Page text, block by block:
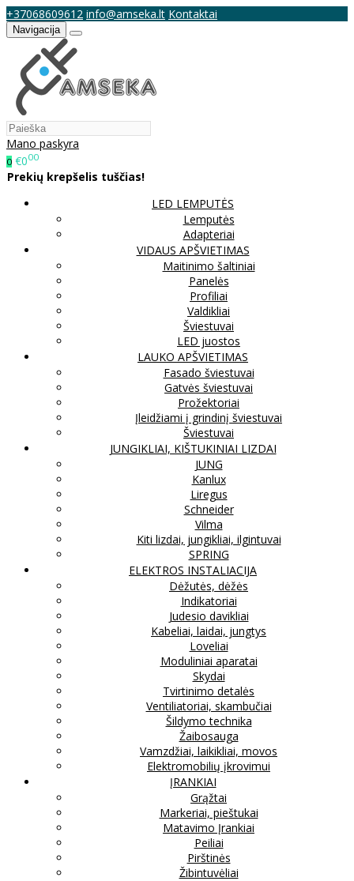
+37068609612 info@amseka.lt Kontaktai
Navigacija
Mano paskyra
0 €000
Prekių krepšelis tuščias!
LED LEMPUTĖS
Lemputės
Adapteriai
VIDAUS APŠVIETIMAS
Maitinimo šaltiniai
Panelės
Profiliai
Valdikliai
Šviestuvai
LED juostos
LAUKO APŠVIETIMAS
Fasado šviestuvai
Gatvės šviestuvai
Prožektoriai
Įleidžiami į grindinį šviestuvai
Šviestuvai
JUNGIKLIAI, KIŠTUKINIAI LIZDAI
JUNG
Kanlux
Liregus
Schneider
Vilma
Kiti lizdai, jungikliai, ilgintuvai
SPRING
ELEKTROS INSTALIACIJA
Dėžutės, dėžės
Indikatoriai
Judesio davikliai
Kabeliai, laidai, jungtys
Loveliai
Moduliniai aparatai
Skydai
Tvirtinimo detalės
Ventiliatoriai, skambučiai
Šildymo technika
Žaibosauga
Vamzdžiai, laikikliai, movos
Elektromobilių įkrovimui
ĮRANKIAI
Grąžtai
Markeriai, pieštukai
Matavimo Įrankiai
Peiliai
Pirštinės
Žibintuvėliai